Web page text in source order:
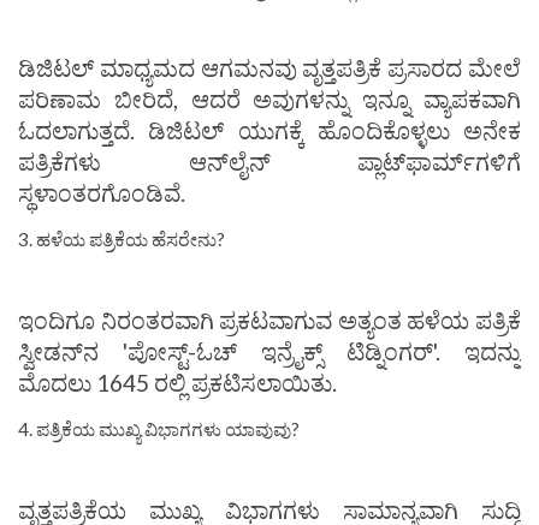
ಡಿಜಿಟಲ್ ಮಾಧ್ಯಮದ ಆಗಮನವು ವೃತ್ತಪತ್ರಿಕೆ ಪ್ರಸಾರದ ಮೇಲೆ
ಪರಿಣಾಮ ಬೀರಿದೆ, ಆದರೆ ಅವುಗಳನ್ನು ಇನ್ನೂ ವ್ಯಾಪಕವಾಗಿ
ಓದಲಾಗುತ್ತದೆ. ಡಿಜಿಟಲ್ ಯುಗಕ್ಕೆ ಹೊಂದಿಕೊಳ್ಳಲು ಅನೇಕ
ಪತ್ರಿಕೆಗಳು ಆನ್‌ಲೈನ್ ಪ್ಲಾಟ್‌ಫಾರ್ಮ್‌ಗಳಿಗೆ
ಸ್ಥಳಾಂತರಗೊಂಡಿವೆ.
3. ಹಳೆಯ ಪತ್ರಿಕೆಯ ಹೆಸರೇನು?
ಇಂದಿಗೂ ನಿರಂತರವಾಗಿ ಪ್ರಕಟವಾಗುವ ಅತ್ಯಂತ ಹಳೆಯ ಪತ್ರಿಕೆ
ಸ್ವೀಡನ್‌ನ 'ಪೋಸ್ಟ್-ಓಚ್ ಇನ್ರೈಕ್ಸ್ ಟಿಡ್ನಿಂಗರ್'. ಇದನ್ನು
ಮೊದಲು 1645 ರಲ್ಲಿ ಪ್ರಕಟಿಸಲಾಯಿತು.
4. ಪತ್ರಿಕೆಯ ಮುಖ್ಯ ವಿಭಾಗಗಳು ಯಾವುವು?
ವೃತ್ತಪತ್ರಿಕೆಯ ಮುಖ್ಯ ವಿಭಾಗಗಳು ಸಾಮಾನ್ಯವಾಗಿ ಸುದ್ದಿ